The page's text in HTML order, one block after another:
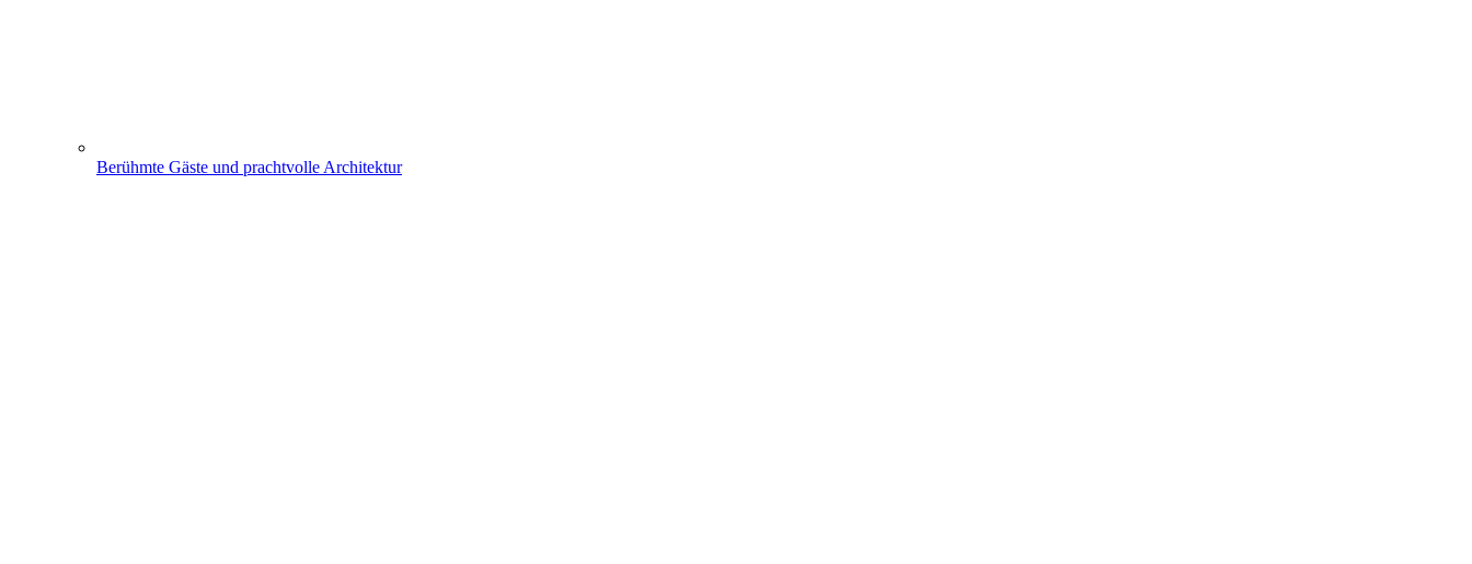
Berühmte Gäste und prachtvolle Architektur